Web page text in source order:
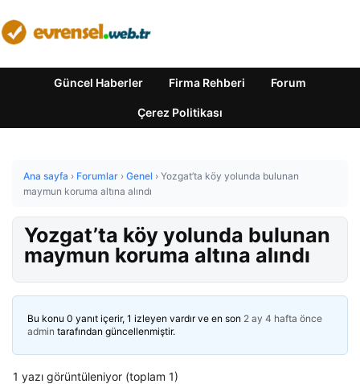
Güncel Haberler Firma Rehberi Forum
Çerez Politikası
Ana sayfa › Forumlar › Genel › Yozgat’ta köy yolunda bulunan
maymun koruma altına alındı
Yozgat’ta köy yolunda bulunan
maymun koruma altına alındı
Bu konu 0 yanıt içerir, 1 izleyen vardır ve en son 2 ay 4 hafta önce
admin tarafından güncellenmiştir.
1 yazı görüntüleniyor (toplam 1)